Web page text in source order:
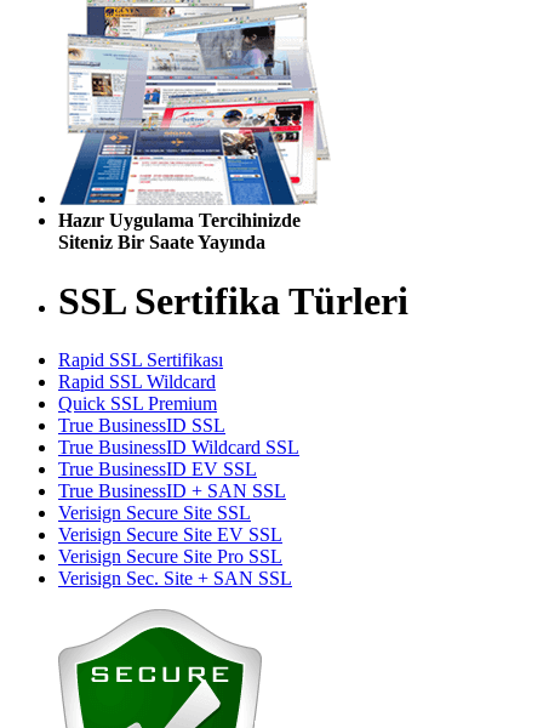
Hazır Uygulama Tercihinizde
Siteniz Bir Saate Yayında
SSL Sertifika Türleri
Rapid SSL Sertifikası
Rapid SSL Wildcard
Quick SSL Premium
True BusinessID SSL
True BusinessID Wildcard SSL
True BusinessID EV SSL
True BusinessID + SAN SSL
Verisign Secure Site SSL
Verisign Secure Site EV SSL
Verisign Secure Site Pro SSL
Verisign Sec. Site + SAN SSL